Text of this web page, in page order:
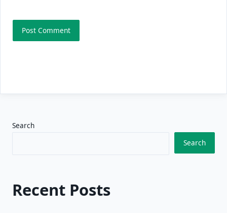
Search
Search
Recent Posts